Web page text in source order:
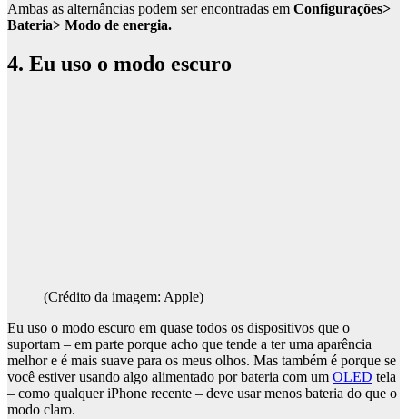
Ambas as alternâncias podem ser encontradas em Configurações>
Bateria> Modo de energia.
4. Eu uso o modo escuro
(Crédito da imagem: Apple)
Eu uso o modo escuro em quase todos os dispositivos que o
suportam – em parte porque acho que tende a ter uma aparência
melhor e é mais suave para os meus olhos. Mas também é porque se
você estiver usando algo alimentado por bateria com um OLED tela
– como qualquer iPhone recente – deve usar menos bateria do que o
modo claro.